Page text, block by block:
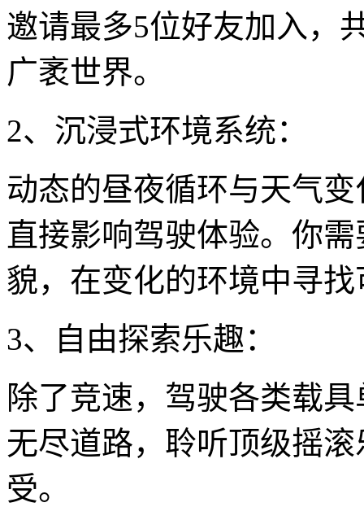
邀请最多5位好友加入，
广袤世界。
2、沉浸式环境系统：
动态的昼夜循环与天气
直接影响驾驶体验。你
貌，在变化的环境中寻
3、自由探索乐趣：
除了竞速，驾驶各类载
无尽道路，聆听顶级摇
受。